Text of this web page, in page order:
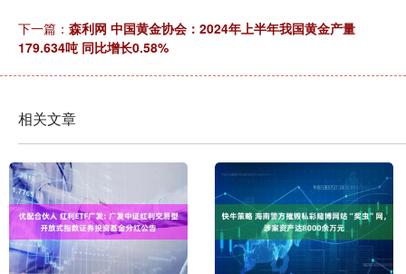
下一篇： 森利网 中国黄金协会：2024年上半年我国黄金产量
179.634吨 同比增长0.58%
相关文章